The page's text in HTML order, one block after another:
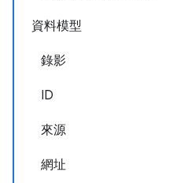
資料模型
錄影
ID
來源
網址